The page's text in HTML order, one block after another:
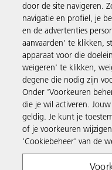
Business
Producten en
Support en
Inspiratie
door de site navigeren.
navigatie en profiel, je
en de advertenties
aanvaarden' te klikken,
apparaat voor die
weigeren' te klikken,
degene die nodig zijn
Onder 'Voorkeuren
die je wil activeren.
geldig. Je kunt je
of je voorkeuren
'Cookiebeheer' van de